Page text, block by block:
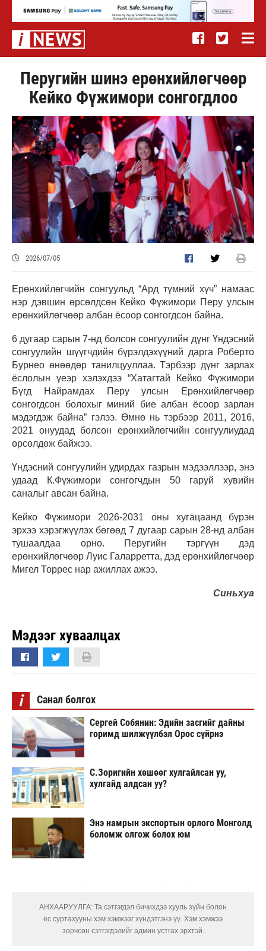
Перугийн шинэ ерөнхийлөгчөөр
Кейко Фүжимори сонгогдлоо
2026/07/05
Ерөнхийлөгчийн сонгуульд “Ард түмний хүч” намаас
нэр дэвшин өрсөлдсөн Кейко Фүжимори Перу улсын
ерөнхийлөгчөөр албан ёсоор сонгогдсон байна.
6 дугаар сарын 7-нд болсон сонгуулийн дүнг Үндэсний
сонгуулийн шүүгчдийн бүрэлдэхүүний дарга Роберто
Бурнео өнөөдөр танилцууллаа. Тэрбээр дүнг зарлах
ёслолын үеэр хэлэхдээ “Хатагтай Кейко Фүжимори
Бүгд Найрамдах Перу улсын Ерөнхийлөгчөөр
сонгогдсон болохыг миний бие албан ёсоор зарлан
мэдэгдэж байна” гэлээ. Өмнө нь тэрбээр 2011, 2016,
2021 онуудад болсон ерөнхийлөгчийн сонгуулиудад
өрсөлдөж байжээ.
Үндэсний сонгуулийн удирдах газрын мэдээллээр, энэ
удаад К.Фүжимори сонгогчдын 50 гаруй хувийн
саналыг авсан байна.
Кейко Фүжимори 2026-2031 оны хугацаанд бүрэн
эрхээ хэрэгжүүлэх бөгөөд 7 дугаар сарын 28-нд албан
тушаалдаа орно. Перугийн тэргүүн дэд
ерөнхийлөгчөөр Луис Галарретта, дэд ерөнхийлөгчөөр
Мигел Торрес нар ажиллах ажээ.
Синьхуа
Мэдээг хуваалцах
i Санал болгох
Сергей Собянин: Эдийн засгийг дайны
горимд шилжүүлбэл Орос сүйрнэ
С.Зоригийн хөшөөг хулгайлсан уу,
хулгайд алдсан уу?
Энэ намрын экспортын орлого Монголд
боломж олгож болох юм
АНХААРУУЛГА: Та сэтгэгдэл бичихдээ хууль зүйн болон
ёс суртахууны хэм хэмжээг хүндэтгэнэ үү. Хэм хэмжээ
зөрчсөн сэтгэгдэлийг админ устгах эрхтэй.